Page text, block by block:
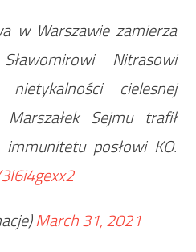
w Warszawie zamierza
Nitrasowi
cielesnej
Sejmu trafił
posłowi KO.
March 31, 2021